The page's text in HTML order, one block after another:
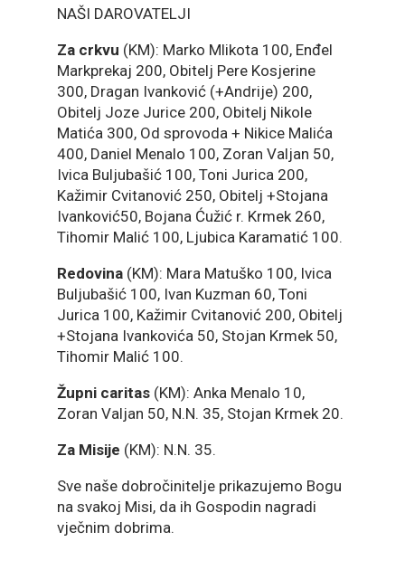
NAŠI DAROVATELJI
Za crkvu (KM): Marko Mlikota 100, Enđel
Markprekaj 200, Obitelj Pere Kosjerine
300, Dragan Ivanković (+Andrije) 200,
Obitelj Joze Jurice 200, Obitelj Nikole
Matića 300, Od sprovoda + Nikice Malića
400, Daniel Menalo 100, Zoran Valjan 50,
Ivica Buljubašić 100, Toni Jurica 200,
Kažimir Cvitanović 250, Obitelj +Stojana
Ivanković50, Bojana Ćužić r. Krmek 260,
Tihomir Malić 100, Ljubica Karamatić 100.
Redovina(KM): Mara Matuško 100, Ivica
Buljubašić 100, Ivan Kuzman 60, Toni
Jurica 100, Kažimir Cvitanović 200, Obitelj
+Stojana Ivankovića 50, Stojan Krmek 50,
Tihomir Malić 100.
Župni caritas (KM): Anka Menalo 10,
Zoran Valjan 50, N.N. 35, Stojan Krmek 20.
Za Misije (KM): N.N. 35.
Sve naše dobročinitelje prikazujemo Bogu
na svakoj Misi, da ih Gospodin nagradi
vječnim dobrima.